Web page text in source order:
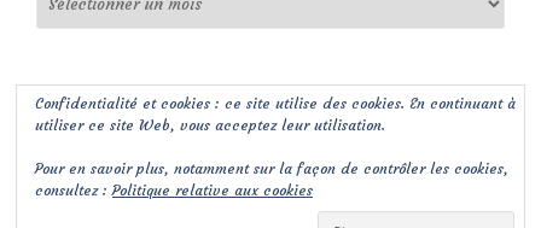
Confidentialité et cookies : ce site utilise des cookies. En continuant à
utiliser ce site Web, vous acceptez leur utilisation.
Pour en savoir plus, notamment sur la façon de contrôler les cookies,
consultez :Politique relative aux cookies